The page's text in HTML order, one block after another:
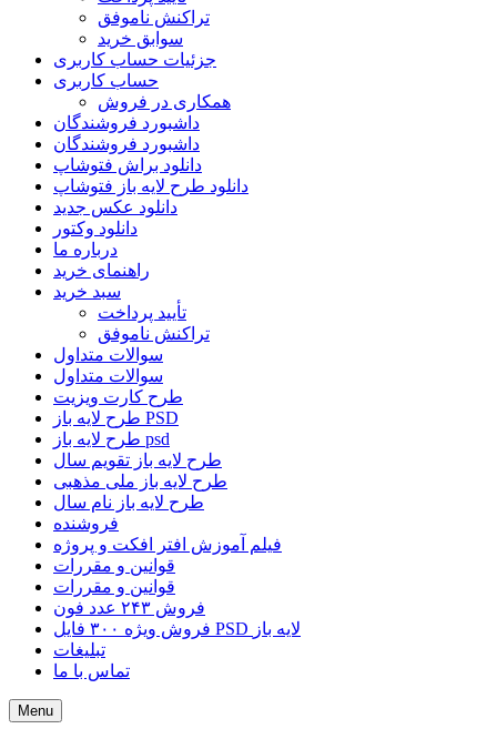
تراکنش ناموفق
سوابق خرید
جزئیات حساب کاربری
حساب کاربری
همکاری در فروش
داشبورد فروشندگان
داشبورد فروشندگان
دانلود براش فتوشاپ
دانلود طرح لایه باز فتوشاپ
دانلود عکس جدید
دانلود وکتور
درباره ما
راهنمای خرید
سبد خرید
تأیید پرداخت
تراکنش ناموفق
سوالات متداول
سوالات متداول
طرح کارت ویزیت
طرح لایه باز PSD
طرح لایه باز psd
طرح لایه باز تقویم سال
طرح لایه باز ملی مذهبی
طرح لایه باز نام سال
فروشنده
فیلم آموزش افتر افکت و پروژه
قوانین و مقررات
قوانین و مقررات
فروش ۲۴۳ عدد فون
فروش ویژه ۳۰۰ فایل PSD لایه باز
تبلیغات
تماس با ما
Menu